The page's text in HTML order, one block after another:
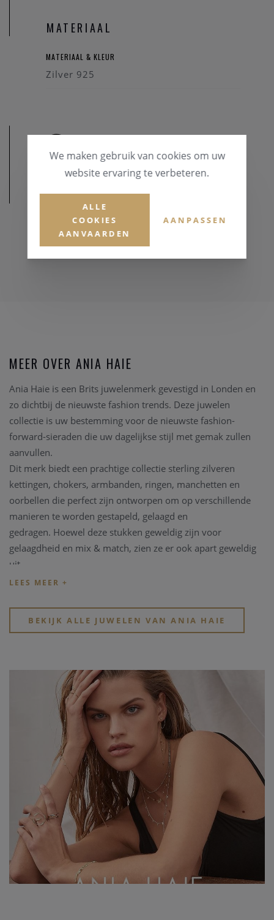
MATERIAAL
MATERIAAL & KLEUR
Zilver 925
AFMETINGEN
MEER OVER ANIA HAIE
Ania Haie is een Brits juwelenmerk gevestigd in Londen en
zo dichtbij de nieuwste fashion trends. Deze juwelen
collectie is uw bestemming voor de nieuwste fashion-
forward-sieraden die uw dagelijkse stijl met gemak zullen
aanvullen.
Dit merk biedt een prachtige collectie sterling zilveren
kettingen, chokers, armbanden, ringen, manchetten en
oorbellen die perfect zijn ontworpen om op verschillende
manieren te worden gestapeld, gelaagd en
gedragen. Hoewel deze stukken geweldig zijn voor
gelaagdheid en mix & match, zien ze er ook apart geweldig
uit.
Elk juweel is toegankelijk, trendy en altijd moeiteloos chic.
BEKIJK ALLE JUWELEN VAN ANIA HAIE
We maken gebruik van cookies om uw
website ervaring te verbeteren.
ALLE
COOKIES
AANVAARDEN
AANPASSEN